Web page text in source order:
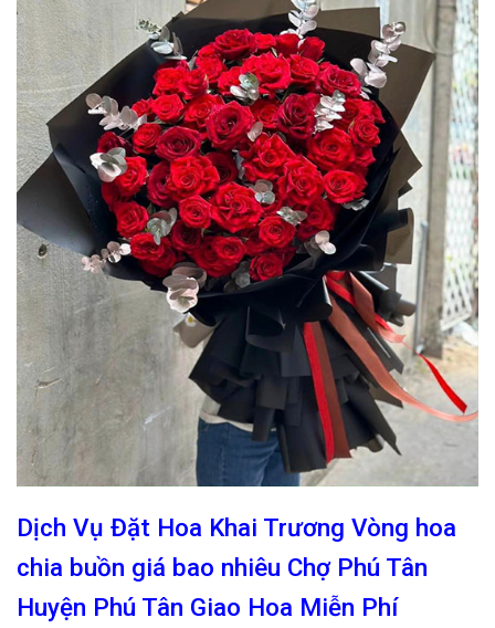
Dịch Vụ Đặt Hoa Khai Trương Vòng hoa
chia buồn giá bao nhiêu Chợ Phú Tân
Huyện Phú Tân Giao Hoa Miễn Phí